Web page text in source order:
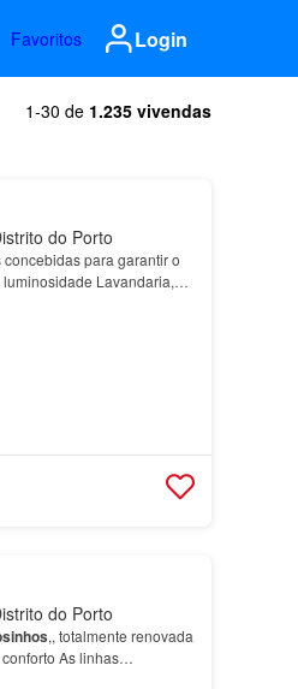
Favoritos Login
1-30 de 1.235 vivendas
do Porto
para garantir o
Lavandaria,
do Porto
,, totalmente renovada
As linhas
da mo…